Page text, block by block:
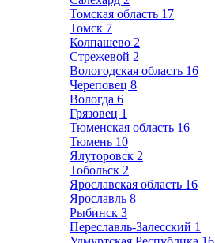
Томская область 17
Томск 7
Колпашево 2
Стрежевой 2
Вологодская область 16
Череповец 8
Вологда 6
Грязовец 1
Тюменская область 16
Тюмень 10
Ялуторовск 2
Тобольск 2
Ярославская область 16
Ярославль 8
Рыбинск 3
Переславль-Залесский 1